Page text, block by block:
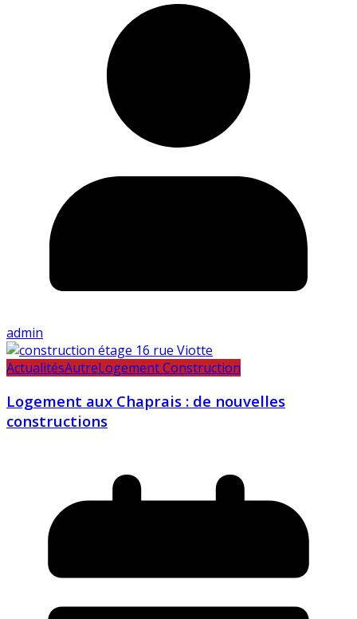
admin
ActualitésAutreLogement Construction
Logement aux Chaprais : de nouvelles
constructions